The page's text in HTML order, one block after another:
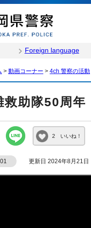
Foreign language
> 動画コーナー > 4ch 警察の活動
救助隊50周年
2 いいね！
更新日 2024年8月21日